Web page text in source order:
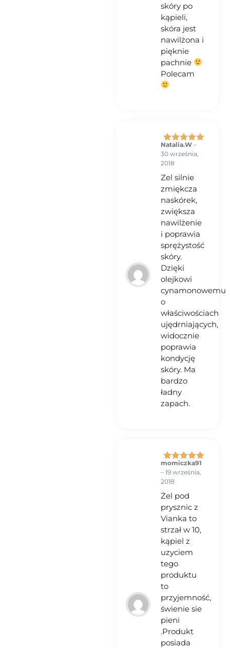
skóry po
kąpieli,
skóra jest
nawilżona i
pięknie
pachnie
Polecam
Oceniono
na 5
Natalia.W –
30 września,
2018
Zel silnie
zmiękcza
naskórek,
zwiększa
nawilżenie
i poprawia
sprężystość
skóry.
Dzięki
olejkowi
cynamonowemu
o
właściwościach
ujędrniających,
widocznie
poprawia
kondycję
skóry. Ma
bardzo
ładny
zapach.
Oceniono5
na 5
momiczka91
– 19 września,
2018
Żel pod
prysznic z
Vianka to
strzał w 10,
kąpiel z
uzyciem
tego
produktu
to
przyjemność,
świenie sie
pieni
.Produkt
posiada